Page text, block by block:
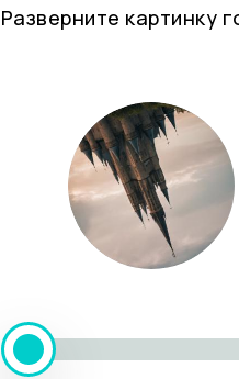
Разверните картинку